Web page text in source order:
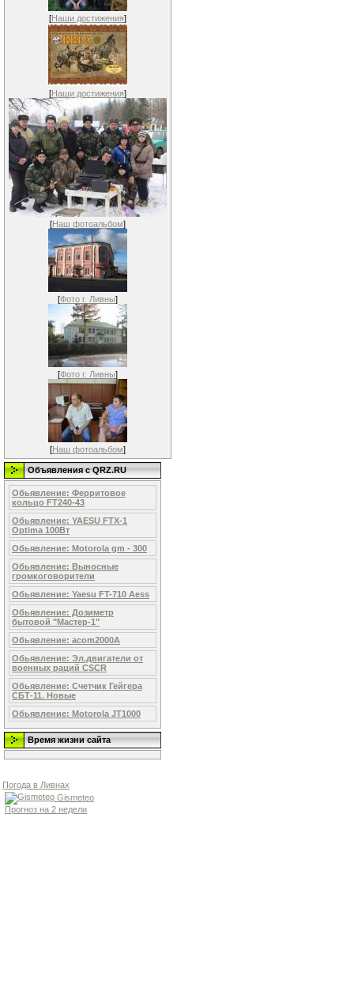
[Наши достижения]
[Наши достижения]
[Наш фотоальбом]
[Фото г. Ливны]
[Фото г. Ливны]
[Наш фотоальбом]
Объявления c QRZ.RU
Обьявление: Ферритовое
кольцо FT240-43
Обьявление: YAESU FTX-1
Optima 100Вт
Обьявление: Motorola gm - 300
Обьявление: Выносные
громкоговорители
Обьявление: Yaesu FT-710 Aess
Обьявление: Дозиметр
бытовой "Мастер-1"
Обьявление: acom2000A
Обьявление: Эл.двигaтели от
военных рaций СSСR
Обьявление: Счетчик Гейгера
СБТ-11. Новые
Обьявление: Motorоla JT1000
Время жизни сайта
Погода в Ливнах
Gismeteo
Прогноз на 2 недели